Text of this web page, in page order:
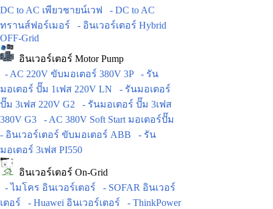
DC to AC เพียวชายน์เวฟ
- DC to AC
ทรานส์ฟอร์เมอร์
- อินเวอร์เตอร์ Hybrid
OFF-Grid
อินเวอร์เตอร์ Motor Pump
- AC 220V ขับมอเตอร์ 380V 3P
- รัน
มอเตอร์ ปั๊ม 1เฟส 220V LN
- รันมอเตอร์
ปั๊ม 3เฟส 220V G2
- รันมอเตอร์ ปั๊ม 3เฟส
380V G3
- AC 380V Soft Start มอเตอร์ปั๊ม
- อินเวอร์เตอร์ ขับมอเตอร์ ABB
- รัน
มอเตอร์ 3เฟส PI550
อินเวอร์เตอร์ On-Grid
- ไมโคร อินเวอร์เตอร์
- SOFAR อินเวอร์
เตอร์
- Huawei อินเวอร์เตอร์
- ThinkPower